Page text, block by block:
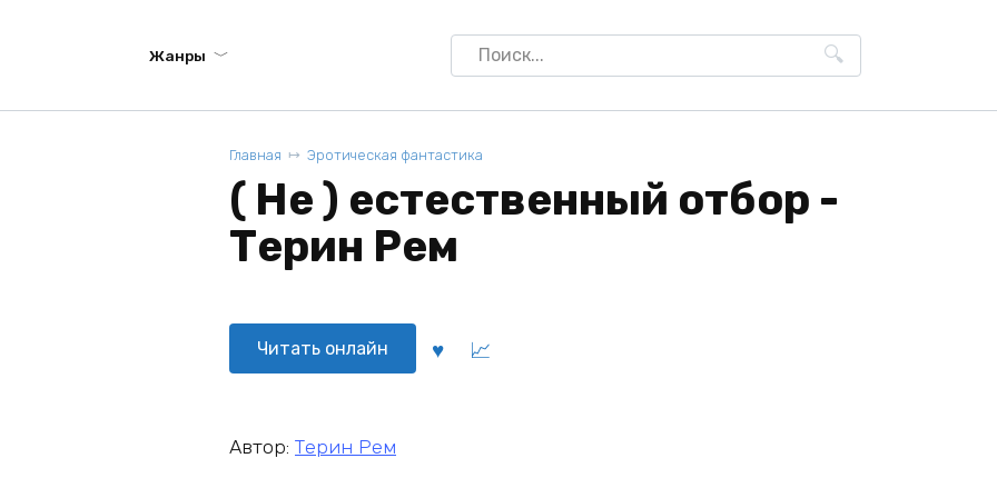
Жанры
Search
for:
Главная Эротическая фантастика
( Не ) естественный отбор -
Терин Рем
Читать онлайн
Автор: Терин Рем